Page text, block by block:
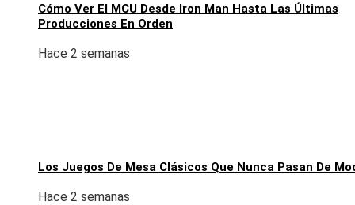
Cómo Ver El MCU Desde Iron Man Hasta Las Últimas
Producciones En Orden
Hace 2 semanas
Los Juegos De Mesa Clásicos Que Nunca Pasan De
Hace 2 semanas